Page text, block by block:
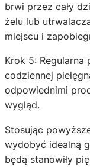
brwi przez cały
żelu lub
miejscu i
Krok 5: Regularna
codziennej
odpowiednimi
wygląd.
Stosując
wydobyć idealną
będą stanowiły